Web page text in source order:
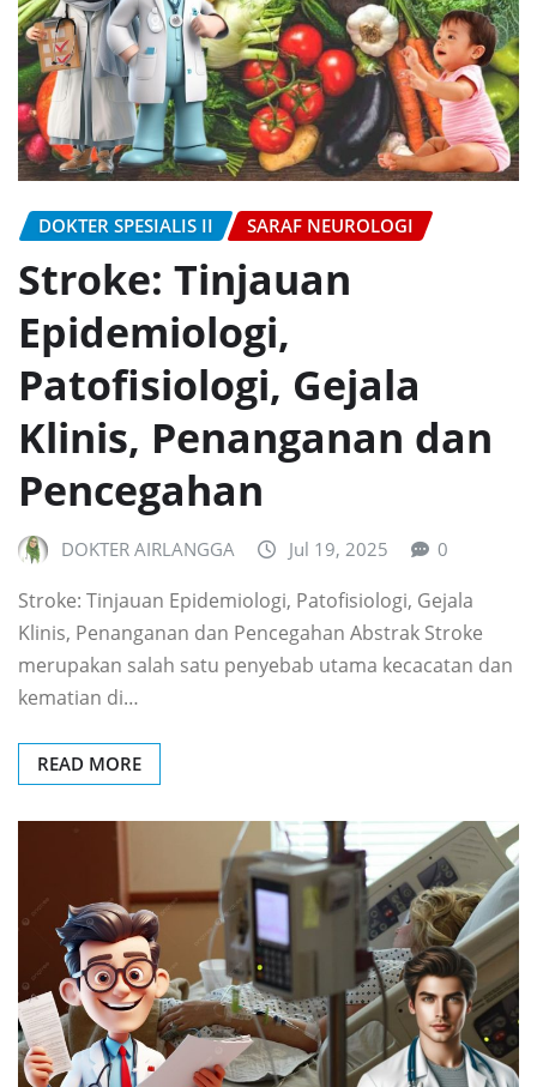
DOKTER SPESIALIS II SARAF NEUROLOGI
Stroke: Tinjauan
Epidemiologi,
Patofisiologi, Gejala
Klinis, Penanganan dan
Pencegahan
DOKTER AIRLANGGA Jul 19, 2025 0
Stroke: Tinjauan Epidemiologi, Patofisiologi, Gejala
Klinis, Penanganan dan Pencegahan Abstrak Stroke
merupakan salah satu penyebab utama kecacatan dan
kematian di…
READ MORE